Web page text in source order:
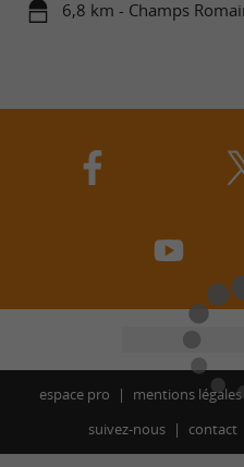
6,8 km - Champs
espace pro mentions légales
suivez-nous
contact